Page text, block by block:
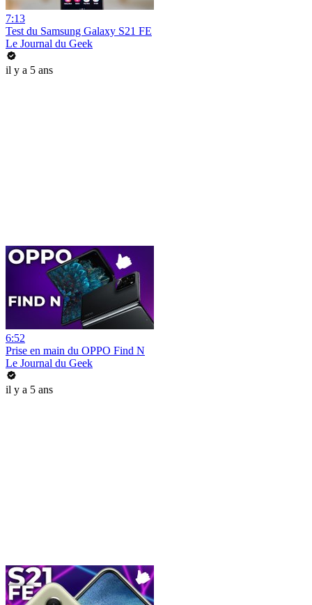
7:13
Test du Samsung Galaxy S21 FE
Le Journal du Geek
il y a 5 ans
6:52
Prise en main du OPPO Find N
Le Journal du Geek
il y a 5 ans